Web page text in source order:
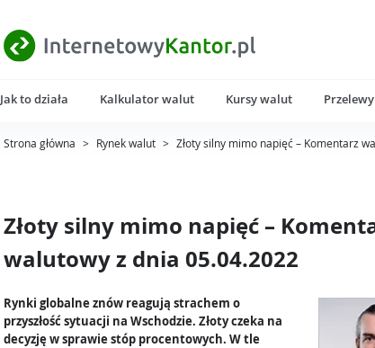
Jak to działa Kalkulator walut Kursy walut
Strona główna > Rynek walut > Złoty silny mimo napięć – Komentarz
Złoty silny mimo napięć –
walutowy z dnia 05.04.2022
Rynki globalne znów reagują strachem o
przyszłość sytuacji na Wschodzie. Złoty czeka na
decyzję w sprawie stóp procentowych. W tle